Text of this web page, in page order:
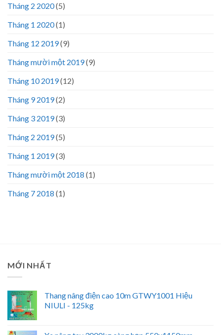
Tháng 2 2020(5)
Tháng 1 2020(1)
Tháng 12 2019(9)
Tháng mười một 2019(9)
Tháng 10 2019(12)
Tháng 9 2019(2)
Tháng 3 2019(3)
Tháng 2 2019(5)
Tháng 1 2019(3)
Tháng mười một 2018 (1)
Tháng 7 2018 (1)
MỚI NHẤT
Thang nâng điện cao 10m GTWY1001 Hiệu
NIULI - 125kg